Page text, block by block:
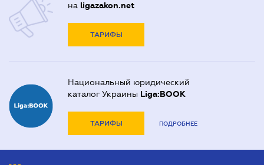
на ligazakon.net
ТАРИФЫ
Национальный юридический
каталог Украины Liga:BOOK
ТАРИФЫ ПОДРОБНЕЕ